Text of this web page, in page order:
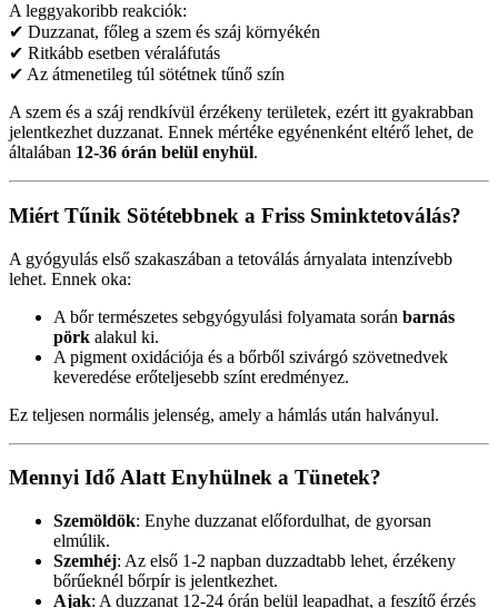
A leggyakoribb reakciók:
✔ Duzzanat, főleg a szem és száj környékén
✔ Ritkább esetben véraláfutás
✔ Az átmenetileg túl sötétnek tűnő szín
A szem és a száj rendkívül érzékeny területek, ezért itt gyakrabban
jelentkezhet duzzanat. Ennek mértéke egyénenként eltérő lehet, de
általában 12-36 órán belül enyhül.
Miért Tűnik Sötétebbnek a Friss Sminktetoválás?
A gyógyulás első szakaszában a tetoválás árnyalata intenzívebb
lehet. Ennek oka:
A bőr természetes sebgyógyulási folyamata során barnás
pörk alakul ki.
A pigment oxidációja és a bőrből szivárgó szövetnedvek
keveredése erőteljesebb színt eredményez.
Ez teljesen normális jelenség, amely a hámlás után halványul.
Mennyi Idő Alatt Enyhülnek a Tünetek?
Szemöldök: Enyhe duzzanat előfordulhat, de gyorsan
elmúlik.
Szemhéj: Az első 1-2 napban duzzadtabb lehet, érzékeny
bőrűeknél bőrpír is jelentkezhet.
Ajak: A duzzanat 12-24 órán belül leapadhat, a feszítő érzés